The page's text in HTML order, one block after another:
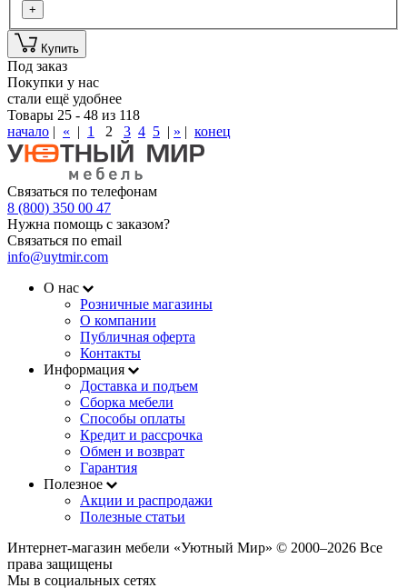
+
Купить
Под заказ
Покупки у нас
стали ещё удобнее
Товары 25 - 48 из 118
начало | « | 1 2 3 4 5 | » | конец
Связаться по телефонам
8 (800) 350 00 47
Нужна помощь с заказом?
Связаться по email
info@uytmir.com
О нас
Розничные магазины
О компании
Публичная оферта
Контакты
Информация
Доставка и подъем
Сборка мебели
Способы оплаты
Кредит и рассрочка
Обмен и возврат
Гарантия
Полезное
Акции и распродажи
Полезные статьи
Интернет-магазин мебели «Уютный Мир» © 2000‒2026 Все
права защищены
Мы в социальных сетях